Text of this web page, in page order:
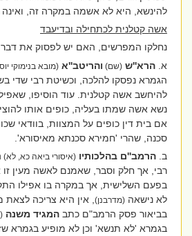
להינשא, היא לא אשמה במקרה זה, ואינה
אשה קטלנית לכתחילה ובדיעבד
נחלקו המפרשים, האם יש לפסוק את דברי
א.הרא''ש(שם) והריטב''א(מובא בנימוקי
הגמרא נפסקו להלכה, וכשיטת רבי שדי
להיחשב אשה קטלנית. עוד הוסיפו,
נשא אשה שמתו בעליה, כופים אותו
אם בית דין כופים על המצוות, בוודאי
סכנה, שהרי 'חמירא סכנתא מאיסורא'.
ב.הרמב''ם בהלכותיו(איסורי ביאה כא, לא)
רבי, אך חלק וסבר, שאמנם לאשה מעין זו
בפעם השלישית, אך במקרה בו אפילו
לא נישאה(מדרבנן), אין היא צריכה לצאת
בביאור פסק הרמב"ם כתבהמגיד משנה
בגמרא 'לא תנשא' וכן לא מופיע בגמרא